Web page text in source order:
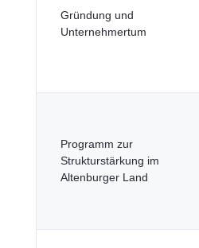
Gründung und
Unternehmertum
Programm zur
Strukturstärkung im
Altenburger Land